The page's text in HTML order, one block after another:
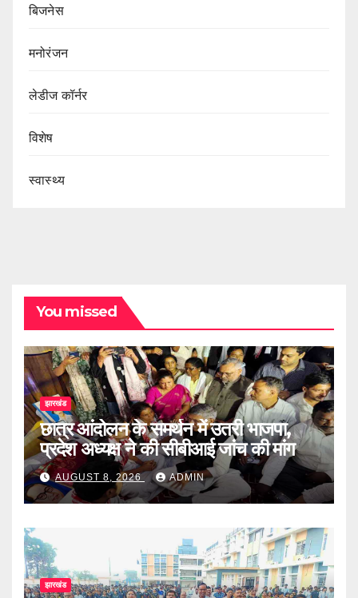
बिजनेस
मनोरंजन
लेडीज कॉर्नर
विशेष
स्वास्थ्य
You missed
झारखंड
छात्र आंदोलन के समर्थन में उतरी भाजपा,
प्रदेश अध्यक्ष ने की सीबीआई जांच की मांग
AUGUST 8, 2026 ADMIN
झारखंड